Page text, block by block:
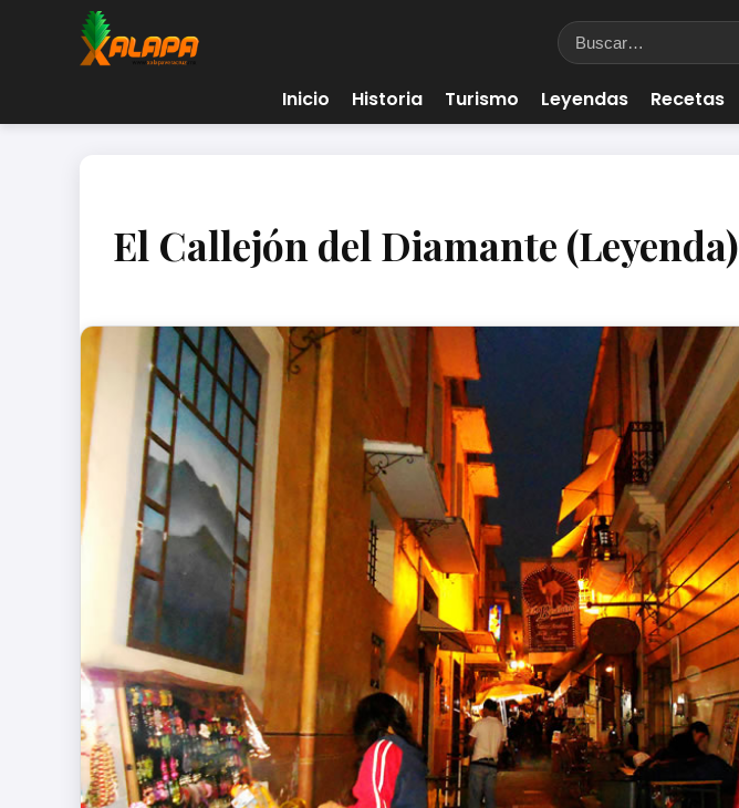
Inicio Historia Turismo Leyendas Recetas
El Callejón del Diamante (Leyenda)